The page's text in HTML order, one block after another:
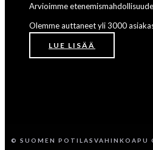
Arvioimme
Olemme auttaneet yli 3000
LUE LISÄÄ
© SUOMEN POTILASVAHINKOAPU